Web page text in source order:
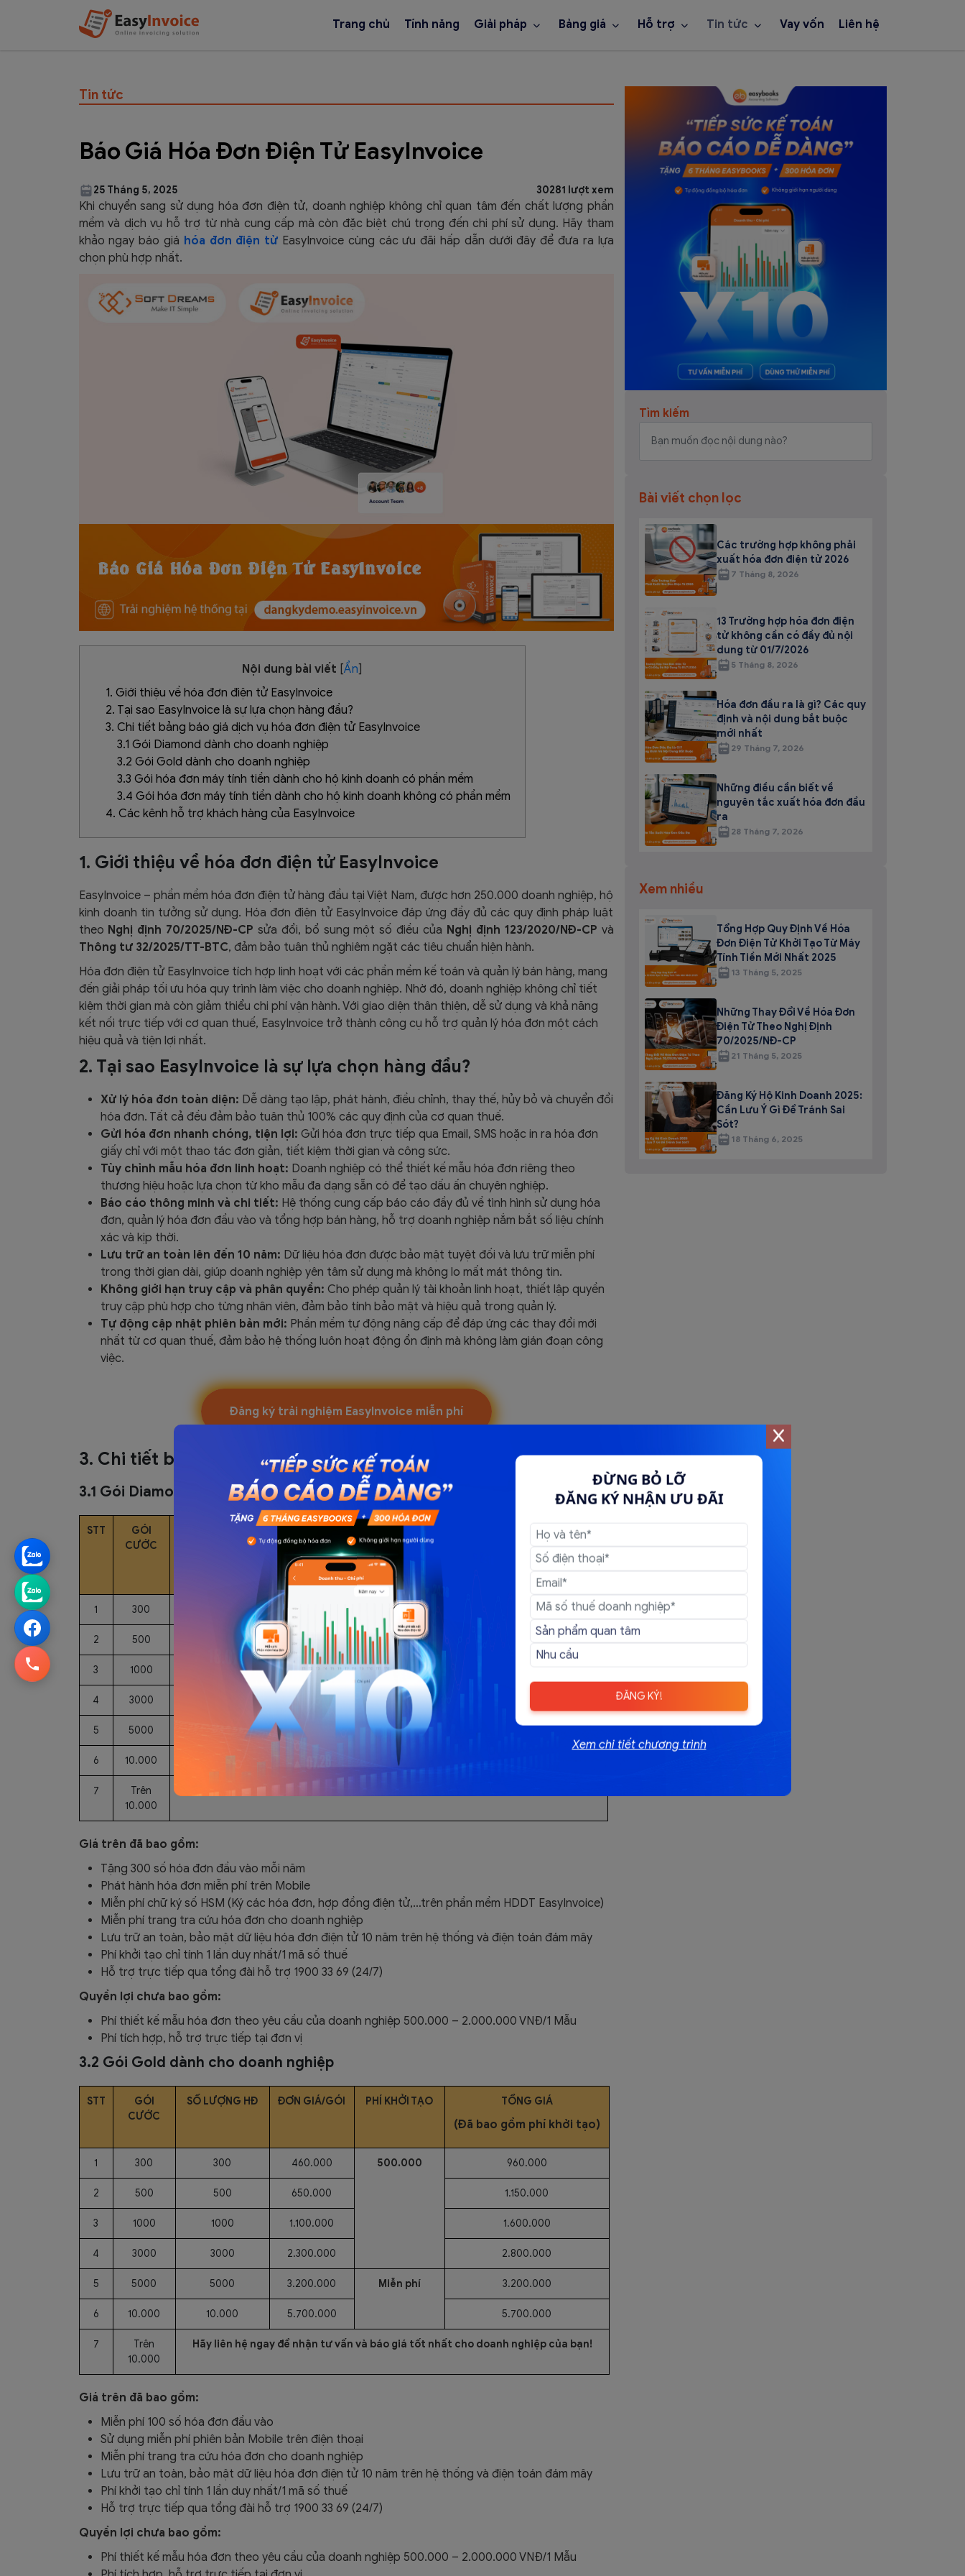
Trang chủ Tính năng Giải pháp Bảng giá Hỗ trợ Tin tức Vay vốn Liên hệ
ĐỪNG BỎ LỠ
ĐĂNG KÝ NHẬN ƯU ĐÃI
ĐĂNG KÝ!
Xem chi tiết chương trình
Tin tức
Báo Giá Hóa Đơn Điện Tử EasyInvoice
25 Tháng 5, 2025 30281 lượt xem
Khi chuyển sang sử dụng hóa đơn điện tử, doanh nghiệp không chỉ quan tâm đến chất lượng phần
mềm và dịch vụ hỗ trợ từ nhà cung cấp mà còn đặc biệt chú trọng đến chi phí sử dụng. Hãy tham
khảo ngay báo giá hóa đơn điện tử EasyInvoice cùng các ưu đãi hấp dẫn dưới đây để đưa ra lựa
chọn phù hợp nhất.
Nội dung bài viết [Ẩn]
1. Giới thiệu về hóa đơn điện tử EasyInvoice
2. Tại sao EasyInvoice là sự lựa chọn hàng đầu?
3. Chi tiết bảng báo giá dịch vụ hóa đơn điện tử EasyInvoice
3.1 Gói Diamond dành cho doanh nghiệp
3.2 Gói Gold dành cho doanh nghiệp
3.3 Gói hóa đơn máy tính tiền dành cho hộ kinh doanh có phần mềm
3.4 Gói hóa đơn máy tính tiền dành cho hộ kinh doanh không có phần mềm
4. Các kênh hỗ trợ khách hàng của EasyInvoice
1. Giới thiệu về hóa đơn điện tử EasyInvoice
EasyInvoice – phần mềm hóa đơn điện tử hàng đầu tại Việt Nam, được hơn 250.000 doanh nghiệp, hộ
kinh doanh tin tưởng sử dụng. Hóa đơn điện tử EasyInvoice đáp ứng đầy đủ các quy định pháp luật
theo Nghị định 70/2025/NĐ-CP sửa đổi, bổ sung một số điều của Nghị định 123/2020/NĐ-CP và
Thông tư 32/2025/TT-BTC, đảm bảo tuân thủ nghiêm ngặt các tiêu chuẩn hiện hành.
Hóa đơn điện tử EasyInvoice tích hợp linh hoạt với các phần mềm kế toán và quản lý bán hàng, mang
đến giải pháp tối ưu hóa quy trình làm việc cho doanh nghiệp. Nhờ đó, doanh nghiệp không chỉ tiết
kiệm thời gian mà còn giảm thiểu chi phí vận hành. Với giao diện thân thiện, dễ sử dụng và khả năng
kết nối trực tiếp với cơ quan thuế, EasyInvoice trở thành công cụ hỗ trợ quản lý hóa đơn một cách
hiệu quả và tiện lợi nhất.
2. Tại sao EasyInvoice là sự lựa chọn hàng đầu?
Xử lý hóa đơn toàn diện: Dễ dàng tạo lập, phát hành, điều chỉnh, thay thế, hủy bỏ và chuyển đổi
hóa đơn. Tất cả đều đảm bảo tuân thủ 100% các quy định của cơ quan thuế.
Gửi hóa đơn nhanh chóng, tiện lợi: Gửi hóa đơn trực tiếp qua Email, SMS hoặc in ra hóa đơn
giấy chỉ với một thao tác đơn giản, tiết kiệm thời gian và công sức.
Tùy chỉnh mẫu hóa đơn linh hoạt: Doanh nghiệp có thể thiết kế mẫu hóa đơn riêng theo
thương hiệu hoặc lựa chọn từ kho mẫu đa dạng sẵn có để tạo dấu ấn chuyên nghiệp.
Báo cáo thông minh và chi tiết: Hệ thống cung cấp báo cáo đầy đủ về tình hình sử dụng hóa
đơn, quản lý hóa đơn đầu vào và tổng hợp bán hàng, hỗ trợ doanh nghiệp nắm bắt số liệu chính
xác và kịp thời.
Lưu trữ an toàn lên đến 10 năm: Dữ liệu hóa đơn được bảo mật tuyệt đối và lưu trữ miễn phí
trong thời gian dài, giúp doanh nghiệp yên tâm sử dụng mà không lo mất mát thông tin.
Không giới hạn truy cập và phân quyền: Cho phép quản lý tài khoản linh hoạt, thiết lập quyền
truy cập phù hợp cho từng nhân viên, đảm bảo tính bảo mật và hiệu quả trong quản lý.
Tự động cập nhật phiên bản mới: Phần mềm tự động nâng cấp để đáp ứng các thay đổi mới
nhất từ cơ quan thuế, đảm bảo hệ thống luôn hoạt động ổn định mà không làm gián đoạn công
việc.
Đăng ký trải nghiệm EasyInvoice miễn phí
3. Chi tiết bảng báo giá dịch vụ hóa đơn điện tử EasyInvoice
3.1 Gói Diamond dành cho doanh nghiệp
STT
GÓI
CƯỚC
GIÁ/GÓI
TẠO
NĂM
TỔNG GIÁ
(Đã bao gồm phí hàng
năm)
1 300 460.000 500.000 600.000 1.560.000
2 500 650.000 1.750.000
3 1000 1.100.000
4 3000 2.300.000
5 5000 3.200.000 Miễn phí
6 10.000
7
Trên
10.000
Hãy liên hệ ngay để nhận tư vấn và báo giá tốt nhất cho doanh nghiệp của bạn!
Giá trên đã bao gồm:
Tặng 300 số hóa đơn đầu vào mỗi năm
Phát hành hóa đơn miễn phí trên Mobile
Miễn phí chữ ký số HSM (Ký các hóa đơn, hợp đồng điện tử,…trên phần mềm HDDT EasyInvoice)
Miễn phí trang tra cứu hóa đơn cho doanh nghiệp
Lưu trữ an toàn, bảo mật dữ liệu hóa đơn điện tử 10 năm trên hệ thống và điện toán đám mây
Phí khởi tạo chỉ tính 1 lần duy nhất/1 mã số thuế
Hỗ trợ trực tiếp qua tổng đài hỗ trợ 1900 33 69 (24/7)
Quyền lợi chưa bao gồm:
Phí thiết kế mẫu hóa đơn theo yêu cầu của doanh nghiệp 500.000 – 2.000.000 VNĐ/1 Mẫu
Phí tích hợp, hỗ trợ trực tiếp tại đơn vị
3.2 Gói Gold dành cho doanh nghiệp
STT
GÓI
CƯỚC
SỐ LƯỢNG HĐ ĐƠN GIÁ/GÓI PHÍ KHỞI TẠO TỔNG GIÁ
(Đã bao gồm phí khởi tạo)
1 300 300 460.000 500.000 960.000
2 500 500 650.000 1.150.000
3 1000 1000 1.100.000 1.600.000
4 3000 3000 2.300.000 2.800.000
5 5000 5000 3.200.000 Miễn phí 3.200.000
6 10.000 10.000 5.700.000 5.700.000
7
Trên
10.000
Hãy liên hệ ngay để nhận tư vấn và báo giá tốt nhất cho doanh nghiệp của bạn!
Giá trên đã bao gồm:
Miễn phí 100 số hóa đơn đầu vào
Sử dụng miễn phí phiên bản Mobile trên điện thoại
Miễn phí trang tra cứu hóa đơn cho doanh nghiệp
Lưu trữ an toàn, bảo mật dữ liệu hóa đơn điện tử 10 năm trên hệ thống và điện toán đám mây
Phí khởi tạo chỉ tính 1 lần duy nhất/1 mã số thuế
Hỗ trợ trực tiếp qua tổng đài hỗ trợ 1900 33 69 (24/7)
Quyền lợi chưa bao gồm:
Phí thiết kế mẫu hóa đơn theo yêu cầu của doanh nghiệp 500.000 – 2.000.000 VNĐ/1 Mẫu
Tìm kiếm
Bài viết chọn lọc
Các trường hợp không phải
xuất hóa đơn điện tử 2026
7 Tháng 8, 2026
13 Trường hợp hóa đơn điện
tử không cần có đầy đủ nội
dung từ 01/7/2026
5 Tháng 8, 2026
Hóa đơn đầu ra là gì? Các quy
định và nội dung bắt buộc
mới nhất
29 Tháng 7, 2026
Những điều cần biết về
nguyên tắc xuất hóa đơn đầu
ra
28 Tháng 7, 2026
Xem nhiều
Tổng Hợp Quy Định Về Hóa
Đơn Điện Tử Khởi Tạo Từ Máy
Tính Tiền Mới Nhất 2025
13 Tháng 5, 2025
Những Thay Đổi Về Hóa Đơn
Điện Tử Theo Nghị Định
70/2025/NĐ-CP
21 Tháng 5, 2025
Đăng Ký Hộ Kinh Doanh 2025:
Cần Lưu Ý Gì Để Tránh Sai
Sót?
18 Tháng 6, 2025